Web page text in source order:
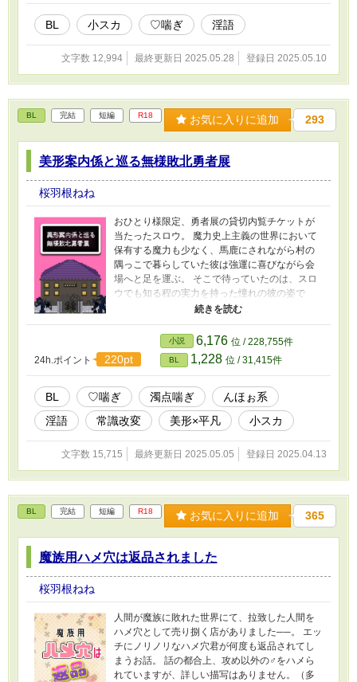
美味しく食べる方向けです♡
BL 小スカ ♡喘ぎ 淫語
文字数 12,994 最終更新日 2025.05.28 登録日 2025.05.10
BL 完結 短編 R18 お気に入りに追加 293
美形案内係と巡る無様敗北勇者展
桜羽根ねね
おひとり様限定、勇者展の貸切内覧チケットが
当たったスロウ。 魔力史上主義の世界において
保有する魔力も少なく、馬鹿にされながら村の
隅っこで暮らしていた彼は強運に喜びながら会
場へと足を運ぶ。 そこで待っていたのは、スロ
ウでも知る程の実力を持った憧れの彼の姿で
──。 ハピエンらぶざまエロコメです！ 何でも
美味しく食べる方向けです♡
24h.ポイント 220pt
小説 6,176 位 / 228,755件
BL 1,228 位 / 31,415件
BL ♡喘ぎ 濁点喘ぎ
んほぉ系
淫語
常識改変 美形×平凡 小スカ
文字数 15,715 最終更新日 2025.05.05 登録日 2025.04.13
BL 完結 短編 R18 お気に入りに追加 365
魔族用ハメ穴は返品されました
桜羽根ねね
人間が魔族に敗れた世界にて、拉致した人間を
ハメ穴として売り捌く店がありました──。 エッ
チにノリノリなハメ穴君が何度も返品されてし
まうお話。 話の都合上、攻め以外の♂をハメら
れていますが、詳しい描写はありません。（多